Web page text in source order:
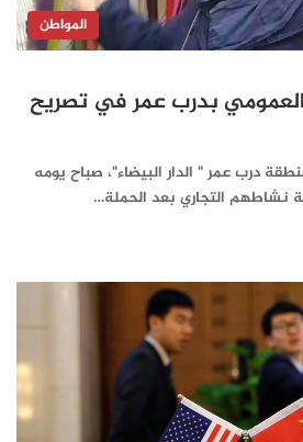
المواطن
بدرب عمر في تصريح
درب عمر " الدار البيضاء"، صباح يومه
نشاطهم التجاري بعد الحملة…